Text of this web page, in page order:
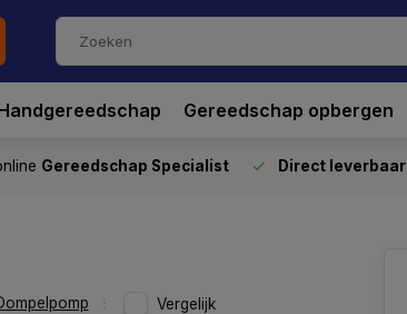
Gereedschap opbergen
Gereedschap Specialist Direct leverbaar
Vergelijk